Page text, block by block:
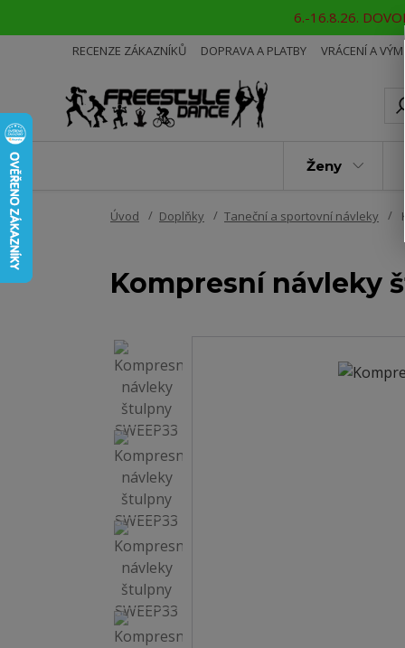
6.-16.8.26.
RECENZE ZÁKAZNÍKŮ DOPRAVA A PLATBY VRÁCENÍ A
Ženy
Úvod Doplňky Taneční a sportovní návleky
Kompresní návleky